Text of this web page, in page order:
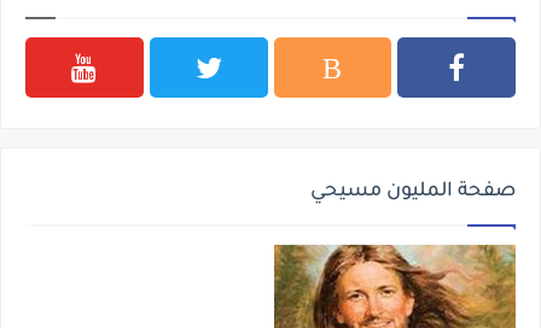
صفحة المليون مسيحي